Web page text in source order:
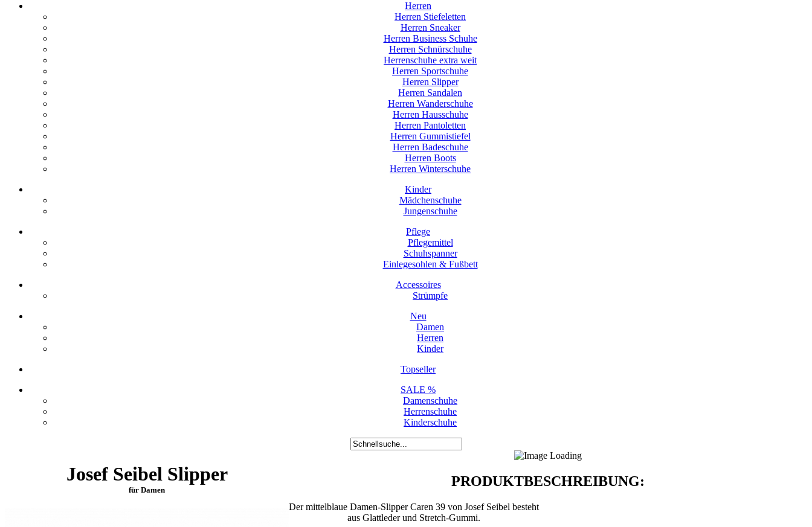
Herren
Herren Stiefeletten
Herren Sneaker
Herren Business Schuhe
Herren Schnürschuhe
Herrenschuhe extra weit
Herren Sportschuhe
Herren Slipper
Herren Sandalen
Herren Wanderschuhe
Herren Hausschuhe
Herren Pantoletten
Herren Gummistiefel
Herren Badeschuhe
Herren Boots
Herren Winterschuhe
Kinder
Mädchenschuhe
Jungenschuhe
Pflege
Pflegemittel
Schuhspanner
Einlegesohlen & Fußbett
Accessoires
Strümpfe
Neu
Damen
Herren
Kinder
Topseller
SALE %
Damenschuhe
Herrenschuhe
Kinderschuhe
Josef Seibel Slipper
für Damen
PRODUKTBESCHREIBUNG:
Der mittelblaue Damen-Slipper Caren 39 von Josef Seibel besteht
aus Glattleder und Stretch-Gummi.